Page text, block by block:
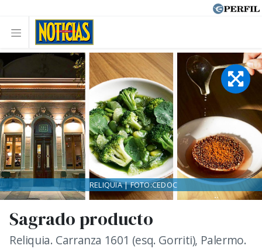
Sagrado producto
Reliquia. Carranza 1601 (esq. Gorriti), Palermo.
RELIQUIA | FOTO:CEDOC